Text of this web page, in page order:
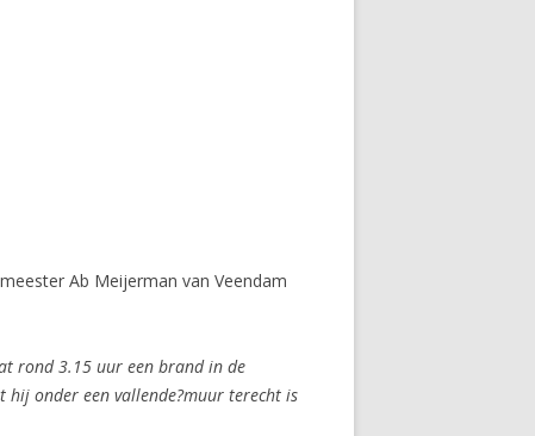
Ab Meijerman van Veendam
rond 3.15 uur een brand in de
hij onder een vallende?muur terecht is